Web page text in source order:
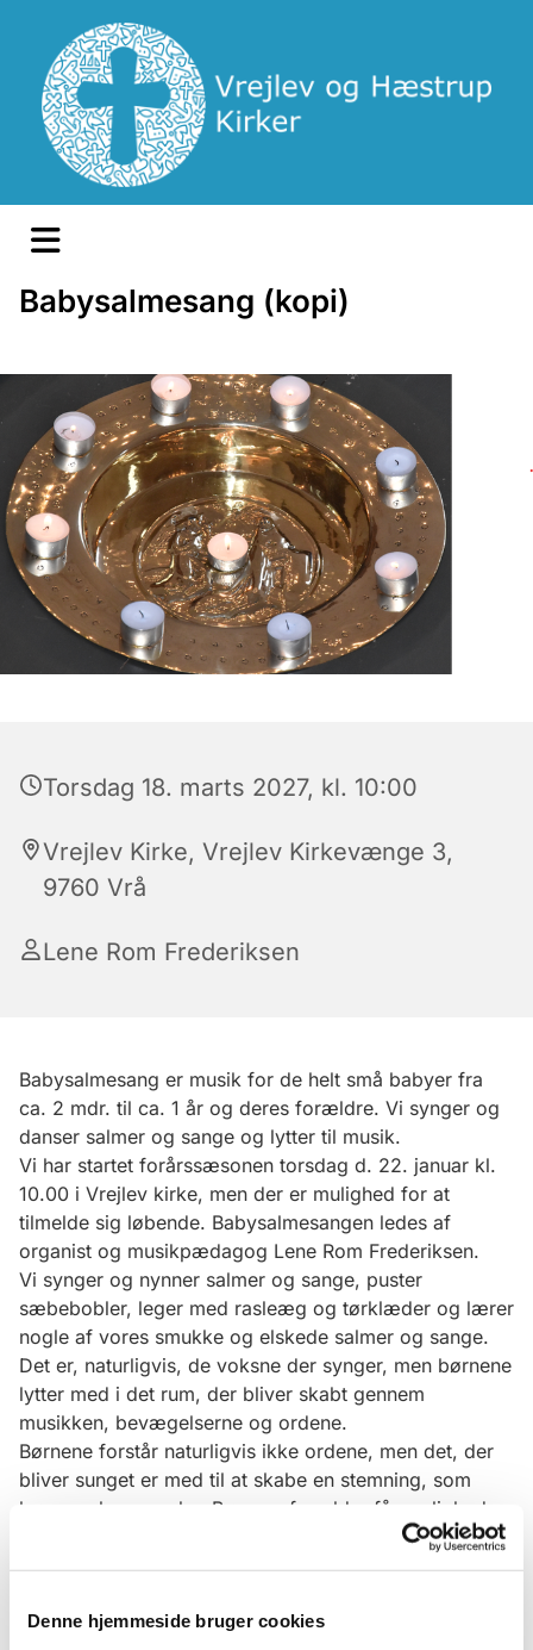
Denne hjemmeside bruger cookies
Babysalmesang (kopi)
Torsdag 18. marts 2027, kl. 10:00
Vrejlev Kirke, Vrejlev Kirkevænge 3,
9760 Vrå
Lene Rom Frederiksen
Babysalmesang er musik for de helt små babyer fra
ca. 2 mdr. til ca. 1 år og deres forældre. Vi synger og
danser salmer og sange og lytter til musik.
Vi har startet forårssæsonen torsdag d. 22. januar kl.
10.00 i Vrejlev kirke, men der er mulighed for at
tilmelde sig løbende. Babysalmesangen ledes af
organist og musikpædagog Lene Rom Frederiksen.
Vi synger og nynner salmer og sange, puster
sæbebobler, leger med rasleæg og tørklæder og lærer
nogle af vores smukke og elskede salmer og sange.
Det er, naturligvis, de voksne der synger, men børnene
lytter med i det rum, der bliver skabt gennem
musikken, bevægelserne og ordene.
Børnene forstår naturligvis ikke ordene, men det, der
bliver sunget er med til at skabe en stemning, som
børnene kan mærke. Børn og forældre får mulighed
for at blive fortrolige med kirkerummet. Du behøver
ikke være god til at synge. Dit barn synes nemlig at